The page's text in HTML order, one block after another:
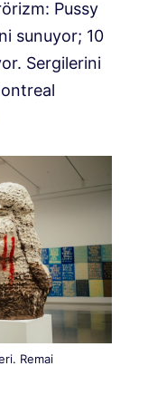
Pussy
sunuyor; 10
Sergilerini
Remai